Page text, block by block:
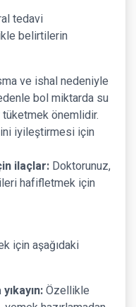
tedavi
belirtilerin
ve ishal nedeniyle
bol miktarda su
önemlidir.
iyileştirmesi için
ilaçlar:Doktorunuz,
hafifletmek için
için aşağıdaki
Özellikle